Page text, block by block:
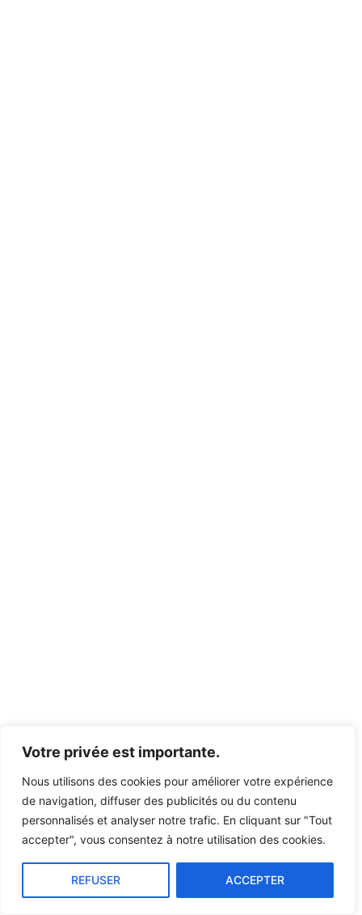
Votre privée est importante.
Nous utilisons des cookies pour améliorer votre expérience
de navigation, diffuser des publicités ou du contenu
personnalisés et analyser notre trafic. En cliquant sur "Tout
accepter", vous consentez à notre utilisation des cookies.
REFUSER ACCEPTER